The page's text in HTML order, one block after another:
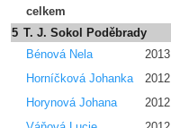
celkem
5 T. J. Sokol Poděbrady
Bénová Nela
2013
Horníčková Johanka
2012
Horynová Johana
2012